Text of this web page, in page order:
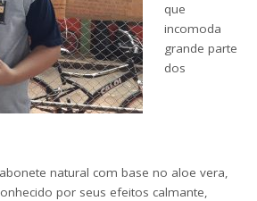
que
incomoda
grande parte
dos
natural com base no aloe vera,
por seus efeitos calmante,